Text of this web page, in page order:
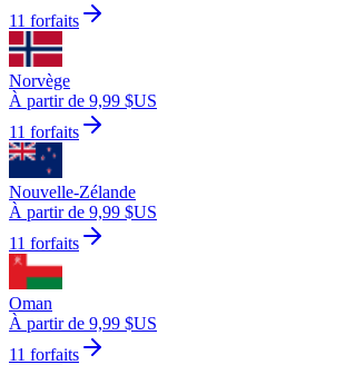
11 forfaits
Norvège
À partir de 9,99 $US
11 forfaits
Nouvelle-Zélande
À partir de 9,99 $US
11 forfaits
Oman
À partir de 9,99 $US
11 forfaits